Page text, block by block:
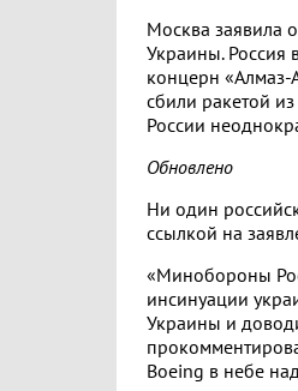
Москва заявила
Украины. Россия
концерн «Алмаз-
сбили ракетой
России
Обновлено
Ни один
ссылкой на
«Минобороны
инсинуации
Украины и
Boeing в небе